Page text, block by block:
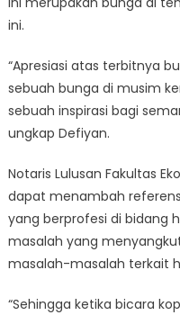
ini.
“Apresiasi atas terbitnya
sebuah bunga di musim
sebuah inspirasi bagi
ungkap Defiyan.
Notaris Lulusan Fakultas
dapat menambah
yang berprofesi di bidang
masalah yang
masalah-masalah terkait
“Sehingga ketika bicara